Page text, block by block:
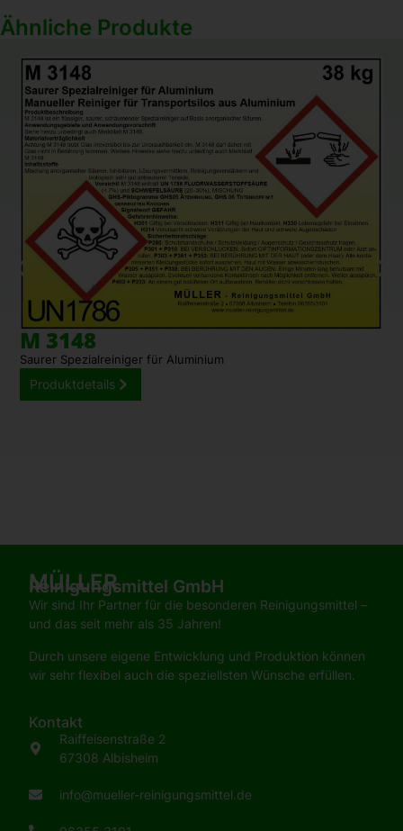
Ähnliche Produkte
M 3148
Saurer Spezialreiniger für Aluminium
Produktdetails
MÜLLER
Reinigungsmittel GmbH
Wir sind Ihr Partner für die besonderen Reinigungsmittel –
und das seit mehr als 35 Jahren!
Durch unsere eigene Entwicklung und Produktion können
wir sehr flexibel auch die speziellsten Wünsche erfüllen.
Kontakt
Raiffeisenstraße 2
67308 Albisheim
info@mueller-reinigungsmittel.de